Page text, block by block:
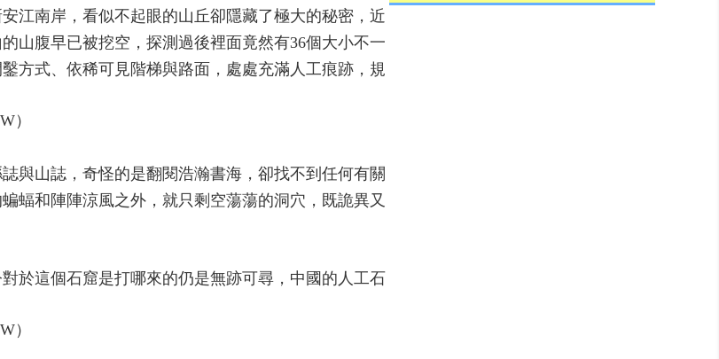
江南岸，看似不起眼的山丘卻隱藏了極大的秘密，近
山腹早已被挖空，探測過後裡面竟然有36個大小不一
方式、依稀可見階梯與路面，處處充滿人工痕跡，規
與山誌，奇怪的是翻閱浩瀚書海，卻找不到任何有關
蝠和陣陣涼風之外，就只剩空蕩蕩的洞穴，既詭異又
於這個石窟是打哪來的仍是無跡可尋，中國的人工石